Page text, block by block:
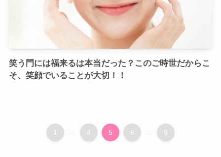
笑う門には福来るは本当だった？このご時世だからこ
そ、笑顔でいることが大切！！
1 ... 4 5 6 ... 9